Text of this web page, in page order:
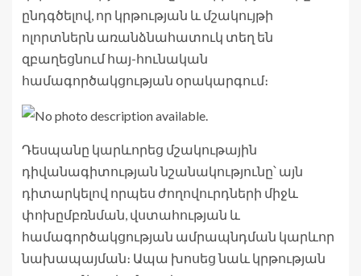
ընդգծելով, որ կրթության և մշակույթի
ոլորտներն առանձնահատուկ տեղ են
զբաղեցնում հայ-հունական
համագործակցության օրակարգում։
Դեսպանը կարևորեց մշակութային
դիվանագիտության նշանակությունը՝ այն
դիտարկելով որպես ժողովուրդների միջև
փոխըմբռնման, վստահության և
համագործակցության ամրապնդման կարևոր
նախապայման։ Ապա խոսեց նաև կրթության